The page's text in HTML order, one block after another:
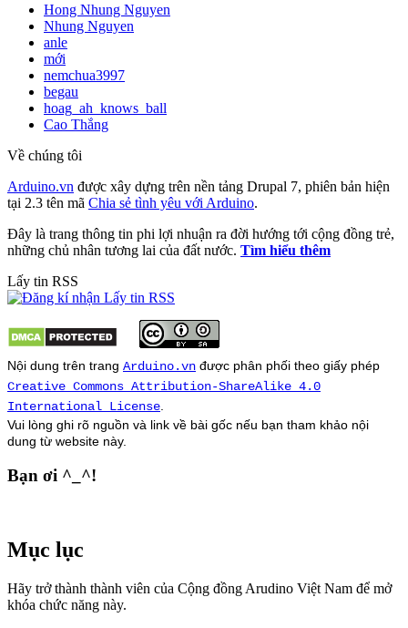
Hong Nhung Nguyen
Nhung Nguyen
anle
mới
nemchua3997
begau
hoag_ah_knows_ball
Cao Thắng
Về chúng tôi
Arduino.vn được xây dựng trên nền tảng Drupal 7, phiên bản hiện
tại 2.3 tên mã Chia sẻ tình yêu với Arduino.
Đây là trang thông tin phi lợi nhuận ra đời hướng tới cộng đồng trẻ,
những chủ nhân tương lai của đất nước. Tìm hiểu thêm
Lấy tin RSS
Nội dung trên trang Arduino.vn được phân phối theo giấy phép
Creative Commons Attribution-ShareAlike 4.0
International License
Vui lòng ghi rõ nguồn và link về bài gốc nếu bạn tham khảo nội
dung từ website này.
Bạn ơi ^_^!
Mục lục
Hãy trở thành thành viên của Cộng đồng Arudino Việt Nam để mở
khóa chức năng này.